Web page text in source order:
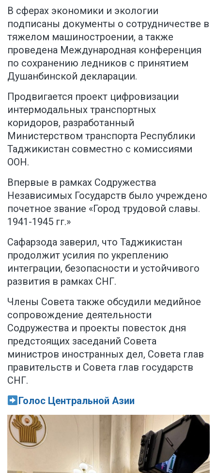
В сферах экономики и экологии
подписаны документы о сотрудничестве в
тяжелом машиностроении, а также
проведена Международная конференция
по сохранению ледников с принятием
Душанбинской декларации.
Продвигается проект цифровизации
интермодальных транспортных
коридоров, разработанный
Министерством транспорта Республики
Таджикистан совместно с комиссиями
ООН.
Впервые в рамках Содружества
Независимых Государств было учреждено
почетное звание «Город трудовой славы.
1941-1945 гг.»
Сафарзода заверил, что Таджикистан
продолжит усилия по укреплению
интеграции, безопасности и устойчивого
развития в рамках СНГ.
Члены Совета также обсудили медийное
сопровождение деятельности
Содружества и проекты повесток дня
предстоящих заседаний Совета
министров иностранных дел, Совета глав
правительств и Совета глав государств
СНГ.
Голос Центральной Азии